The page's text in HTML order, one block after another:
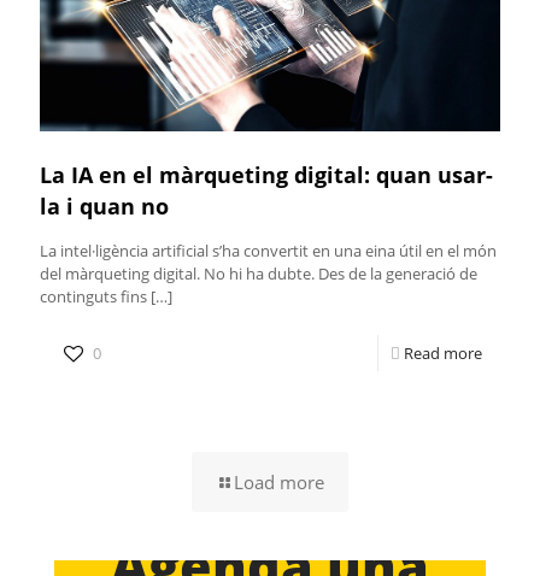
La IA en el màrqueting digital: quan usar-
la i quan no
La intel·ligència artificial s’ha convertit en una eina útil en el món
del màrqueting digital. No hi ha dubte. Des de la generació de
continguts fins […]
0 Read more
Load more